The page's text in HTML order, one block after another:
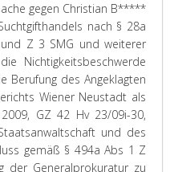
gegen Christian B*****
nach § 28a
Z 3 SMG und weiterer
Nichtigkeitsbeschwerde
Berufung des Angeklagten
Wiener Neustadt als
GZ 42 Hv 23/09i-30,
und des
gemäß § 494a Abs 1 Z
der Generalprokuratur zu